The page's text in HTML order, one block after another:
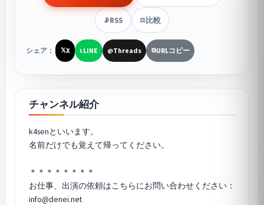
📡RSS ⚖️比較
シェア： 𝕏X LLINE @Threads ⧉URLコピー
チャンネル紹介
k4senといいます。
名前だけでも覚えて帰ってください。
＊＊＊＊＊＊＊＊
お仕事、出演の依頼はこちらにお問い合わせください：
info@denei.net